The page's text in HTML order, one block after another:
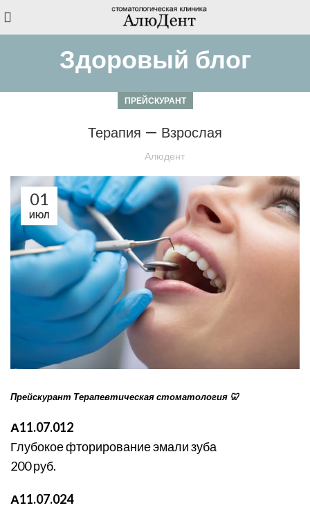
Здоровый блог
ПРЕЙСКУРАНТ
Терапия — Взрослая
Алюдент
01
ИЮЛ
Прейскурант Терапевтическая стоматология 🦷
А11.07.012
Глубокое фторирование эмали зуба
200 руб.
А11.07.024